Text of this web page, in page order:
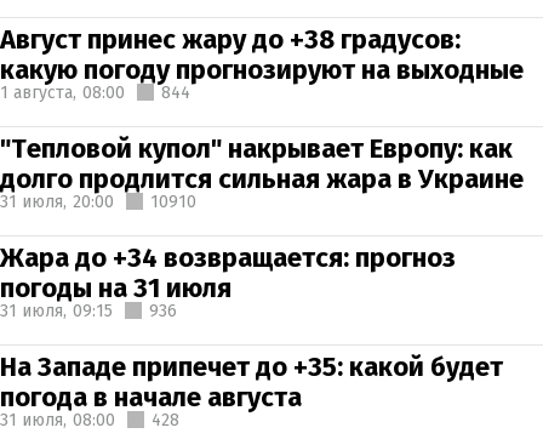
Август принес жару до +38 градусов:
какую погоду прогнозируют на выходные
1 августа, 08:00 844
"Тепловой купол" накрывает Европу: как
долго продлится сильная жара в Украине
31 июля, 20:00 10910
Жара до +34 возвращается: прогноз
погоды на 31 июля
31 июля, 09:15 936
На Западе припечет до +35: какой будет
погода в начале августа
31 июля, 08:00 428